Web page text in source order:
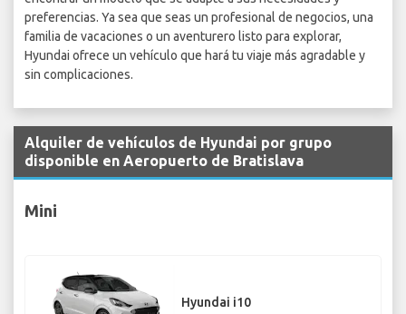
preferencias. Ya sea que seas un profesional de negocios, una
familia de vacaciones o un aventurero listo para explorar,
Hyundai ofrece un vehículo que hará tu viaje más agradable y
sin complicaciones.
Alquiler de vehículos de Hyundai por grupo
disponible en Aeropuerto de Bratislava
Mini
Hyundai i10